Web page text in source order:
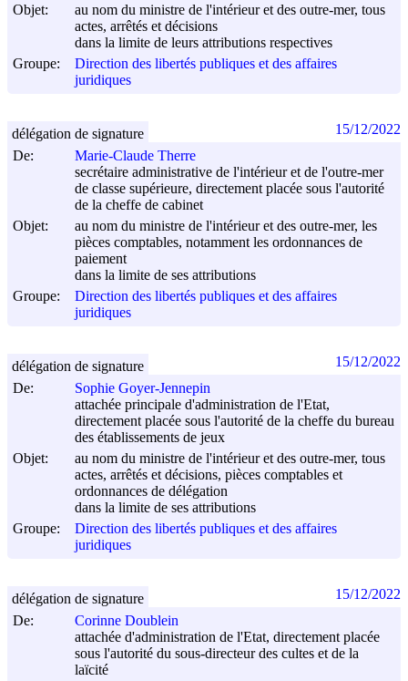
Objet:
au nom du ministre de l'intérieur et des outre-mer, tous
actes, arrêtés et décisions
dans la limite de leurs attributions respectives
Groupe:
Direction des libertés publiques et des affaires
juridiques
De:
Marie-Claude Therre
secrétaire administrative de l'intérieur et de l'outre-mer
de classe supérieure, directement placée sous l'autorité
de la cheffe de cabinet
Objet:
au nom du ministre de l'intérieur et des outre-mer, les
pièces comptables, notamment les ordonnances de
paiement
dans la limite de ses attributions
Groupe:
Direction des libertés publiques et des affaires
juridiques
délégation de signature 15/12/2022
De:
Sophie Goyer-Jennepin
attachée principale d'administration de l'Etat,
directement placée sous l'autorité de la cheffe du bureau
des établissements de jeux
Objet:
au nom du ministre de l'intérieur et des outre-mer, tous
actes, arrêtés et décisions, pièces comptables et
ordonnances de délégation
dans la limite de ses attributions
Groupe:
Direction des libertés publiques et des affaires
juridiques
délégation de signature 15/12/2022
De:
Corinne Doublein
attachée d'administration de l'Etat, directement placée
sous l'autorité du sous-directeur des cultes et de la
laïcité
délégation de signature 15/12/2022